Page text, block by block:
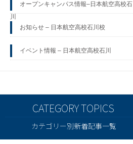
オープンキャンパス情報–日本航空高校石
川
お知らせ – 日本航空高校石川校
イベント情報 – 日本航空高校石川
カテゴリー別新着記事一覧